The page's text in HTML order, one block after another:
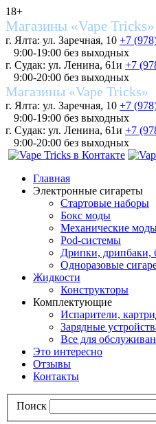
18+
Магазины «Vape Tricks»
г. Ялта: ул. Заречная, 10 +7
9:00-19:00 без выходных
г. Судак: ул. Ленина, 61и +7
9:00-20:00 без выходных
Магазины «Vape Tricks»
г. Ялта: ул. Заречная, 10 +7
9:00-19:00 без выходных
г. Судак: ул. Ленина, 61и +7
9:00-20:00 без выходных
Главная
Электронные сигареты
Стартовые наборы
Бокс моды
Механические
Pod-системы
Дрипки, дрипбаки,
Одноразовые
Жидкости
Конструкторы
Комплектующие
Испарители,
Зарядные
Все для
Это интересно
Отзывы
Контакты
Поиск